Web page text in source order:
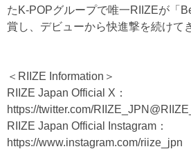
たK-POPグループで唯一RIIZEが「
賞し、デビューから快進撃を続けて
＜RIIZE Information＞
RIIZE Japan Official X：
https://twitter.com/
RIIZE Japan Official Instagram：
https://www.instagram.com/riize_jpn